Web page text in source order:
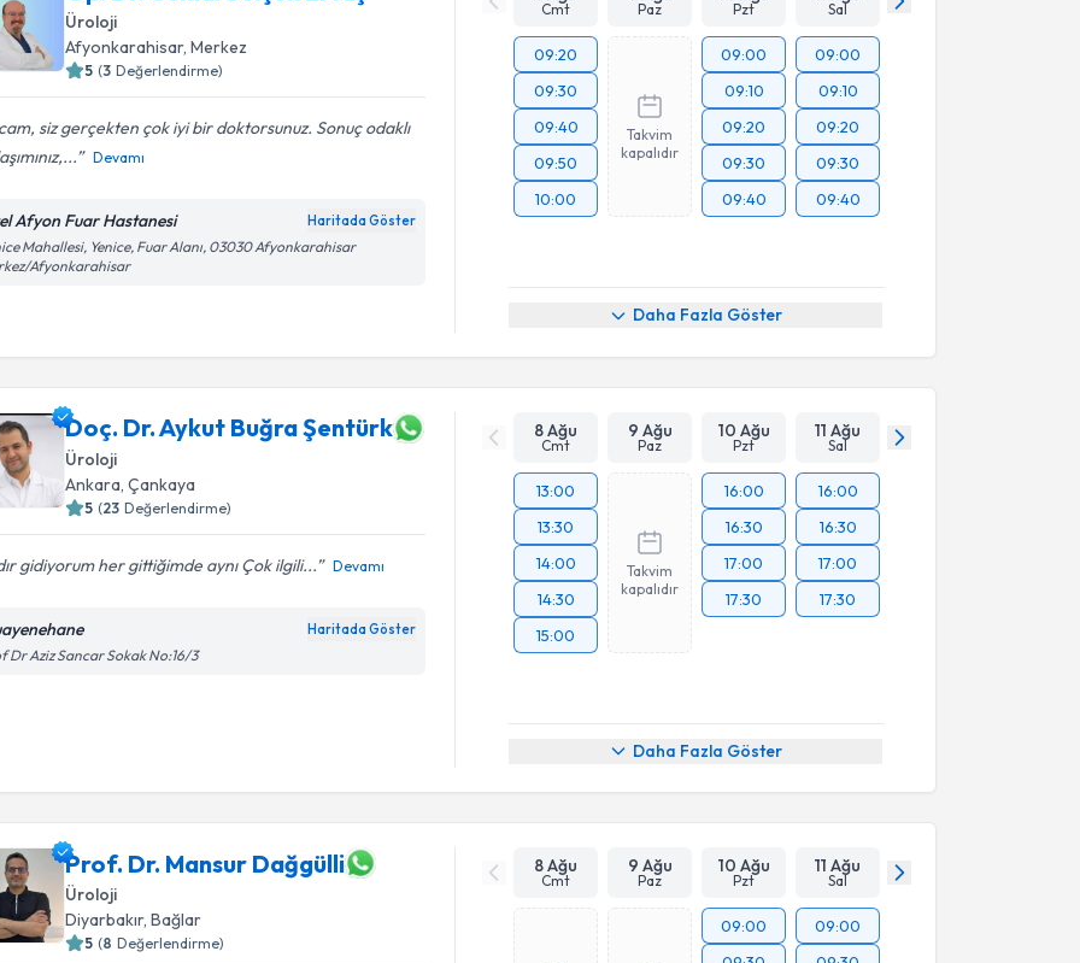
Üroloji
Afyonkarahisar,Merkez
5 (3 Değerlendirme)
siz gerçekten çok iyi bir doktorsunuz. Sonuç odaklı
Devamı
Afyon Fuar Hastanesi Haritada Göster
Mahallesi, Yenice, Fuar Alanı, 03030 Afyonkarahisar
Afyonkarahisar
Cmt Paz Pzt Sal
09:20
09:30
09:40
09:50
10:00
Takvim
kapalıdır
09:00
09:10
09:20
09:30
09:40
09:00
09:10
09:20
09:30
09:40
Daha Fazla Göster
Doç. Dr. Aykut Buğra Şentürk
Üroloji
Ankara ,Çankaya
5 (23 Değerlendirme)
gidiyorum her gittiğimde aynı Çok ilgili... Devamı
Haritada Göster
Dr Aziz Sancar Sokak No:16/3
8 Ağu
Cmt
9 Ağu
Paz
10 Ağu
Pzt
11 Ağu
Sal
13:00
13:30
14:00
14:30
15:00
Takvim
kapalıdır
16:00
16:30
17:00
17:30
16:00
16:30
17:00
17:30
Daha Fazla Göster
Prof. Dr. Mansur Dağgülli
Üroloji
Diyarbakır,Bağlar
5 (8 Değerlendirme)
8 Ağu
Cmt
9 Ağu
Paz
10 Ağu
Pzt
11 Ağu
Sal
09:00
09:00